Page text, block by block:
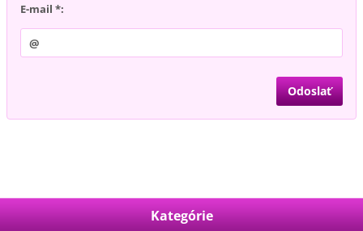
E-mail *:
Kategórie